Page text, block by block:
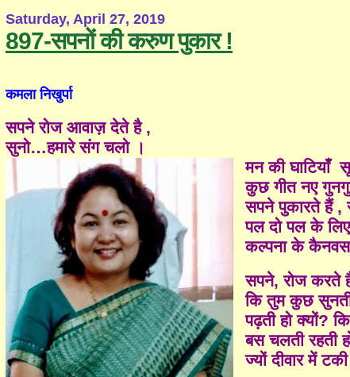
Saturday, April 27, 2019
897-सपनों की करुण पुकार !
कमला निखुर्पा
सपने रोज आवाज़देते है ,
सुनो…हमारे संग चलो ।
मन की घाटियाँ
कुछ गीत नए
सपने पुकारते हैं ,
पल दो पल के लिए
कल्पना के
सपने, रोज करते
कि तुम कुछ सुनती
पढ़ती हो क्यों?
बस चलती रहती
ज्यों दीवार में